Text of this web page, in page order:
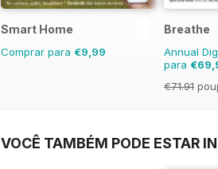
Smart Home
Comprar para €9,99
Breathe
Annual
para
€71.91
VOCÊ TAMBÉM PODE ESTAR